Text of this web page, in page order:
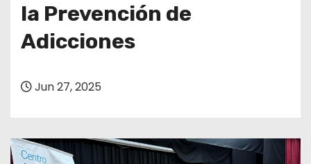
la Prevención de
Adicciones
Jun 27, 2025